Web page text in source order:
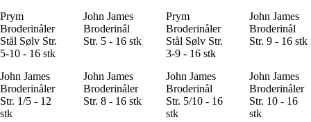
Prym
Broderinåler
Stål Sølv Str.
5-10 - 16 stk
John James
Broderinål
Str. 5 - 16 stk
Prym
Broderinåler
Stål Sølv Str.
3-9 - 16 stk
John James
Broderinål
Str. 9 - 16 stk
John James
Broderinåler
Str. 1/5 - 12
stk
John James
Broderinåler
Str. 8 - 16 stk
John James
Broderinål
Str. 5/10 - 16
stk
John James
Broderinåler
Str. 10 - 16
stk